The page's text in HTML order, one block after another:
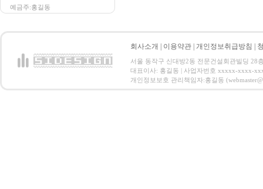
예금주:홍길동
회사소개 이용약관 개인정보취급방침
서울 동작구 신대방2동 전문건설회관빌딩 28
대표이사: 홍길동 | 사업자번호 xxxxx-xxxx-
개인정보보호 관리책임자:홍길동